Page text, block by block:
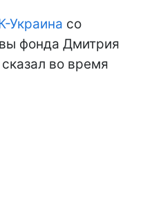
Украина со
фонда Дмитрия
во время